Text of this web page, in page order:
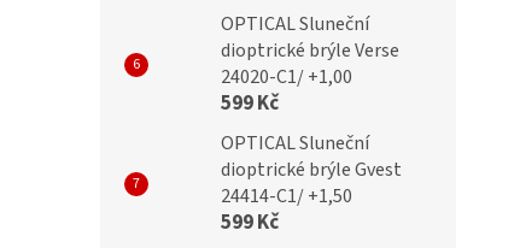
OPTICAL Sluneční
dioptrické brýle Verse
24020-C1/ +1,00
599 Kč
OPTICAL Sluneční
dioptrické brýle Gvest
24414-C1/ +1,50
599 Kč
brilo Pouzdro na dioptrické
brýle BR5 béžové